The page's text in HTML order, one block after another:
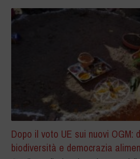
Dopo il voto UE sui nuovi OGM:
biodiversità e democrazia